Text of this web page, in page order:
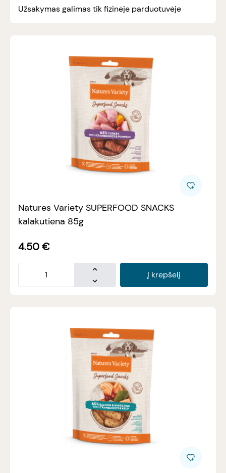
Užsakymas galimas tik fizinėje parduotuvėje
Natures Variety SUPERFOOD SNACKS
kalakutiena 85g
4.50€
Į krepšelį